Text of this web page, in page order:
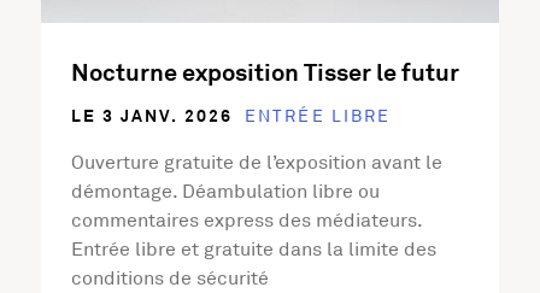
Nocturne exposition Tisser le futur
LE 3 JANV. 2026 ENTRÉE LIBRE
Ouverture gratuite de l’exposition avant le
démontage. Déambulation libre ou
commentaires express des médiateurs.
Entrée libre et gratuite dans la limite des
conditions de sécurité